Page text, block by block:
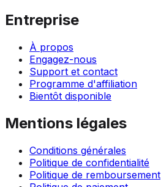
Entreprise
À propos
Engagez-nous
Support et contact
Programme d'affiliation
Bientôt disponible
Mentions légales
Conditions générales
Politique de confidentialité
Politique de remboursement